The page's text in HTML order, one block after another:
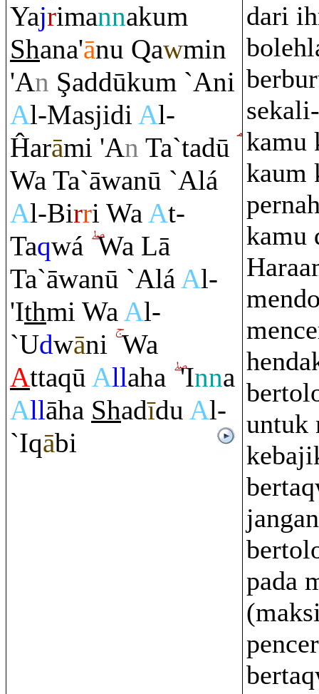
Yajrimannakum
Shana'ānu Qawmin
'An Şaddūkum `Ani
Al-Masjidi Al-
Ĥarāmi 'An Ta`tadū
Wa Ta`āwanū `Alá
Al-Birri WaAt-
Taqwá Wa Lā
Ta`āwanū `AláAl-
'Ithmi WaAl-
`Udwāni Wa
Attaqū Allaha 'Inna
Allāha Shadīdu Al-
`Iqābi
dari
kamu
kaum
kamu
untuk
pada